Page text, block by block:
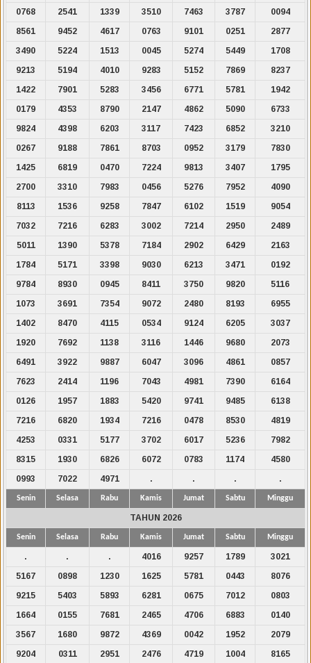
0768
2541 1339 3510 7463 3787
0094
8561
9452 4617 0763 9101 0251
2877
3490
5224 1513 0045 5274 5449
1708
9213
5194 4010 9283 5152 7869
8237
1422
7901 5283 3456 6771 5781
1942
0179
4353 8790 2147 4862 5090
6733
9824
4398 6203 3117 7423 6852
3210
0267
9188 7861 8703 0952 3179
7830
1425
6819 0470 7224 9813 3407
1795
2700
3310 7983 0456 5276 7952
4090
8113
1536 9258 7847 6102 1519
9054
7032
7216 6283 3002 7214 2950
2489
5011
1390 5378 7184 2902 6429
2163
1784
5171 3398 9030 6213 3471
0192
9784
8930 0945 8411 3750 9820
5116
1073
3691 7354 9072 2480 8193
6955
1402
8470 4115 0534 9124 6205
3037
1920
7692 1138 3116 1446 9680
2073
6491
3922 9887 6047 3096 4861
0857
7623
2414 1196 7043 4981 7390
6164
0126
1957 1883 5420 9741 9485
6138
7216
6820 1934 7216 0478 8530
4819
4253
0331 5177 3702 6017 5236
7982
8315
1930 6826 6072 0783 1174
4580
0993
7022 4971 . . . .
Senin Selasa Rabu Kamis Jumat Sabtu Minggu
TAHUN 2026
Senin Selasa Rabu Kamis Jumat Sabtu Minggu
. . . 4016 9257 1789
3021
5167
0898 1230 1625 5781 0443
8076
9215
5403 5893 6281 0675 7012
0803
1664
0155 7681 2465 4706 6883
0140
3567
1680 9872 4369 0042 1952
2079
9204
0311 2951 2476 4719 1004
8165